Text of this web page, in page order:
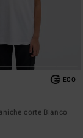
ECO
corte Bianco